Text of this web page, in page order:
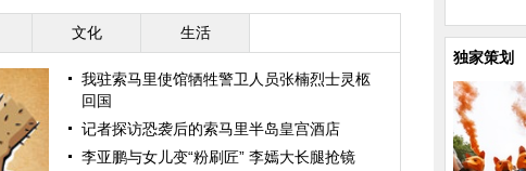
文化 生活
我驻索马里使馆牺牲警卫人员张楠烈士灵柩
回国
记者探访恐袭后的索马里半岛皇宫酒店
李亚鹏与女儿变“粉刷匠” 李嫣大长腿抢镜
独家策划